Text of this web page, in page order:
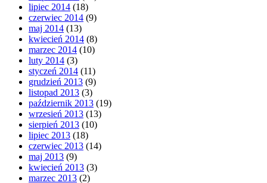
lipiec 2014 (18)
czerwiec 2014 (9)
maj 2014 (13)
kwiecień 2014 (8)
marzec 2014 (10)
luty 2014 (3)
styczeń 2014 (11)
grudzień 2013 (9)
listopad 2013 (3)
październik 2013 (19)
wrzesień 2013 (13)
sierpień 2013 (10)
lipiec 2013 (18)
czerwiec 2013 (14)
maj 2013 (9)
kwiecień 2013 (3)
marzec 2013 (2)